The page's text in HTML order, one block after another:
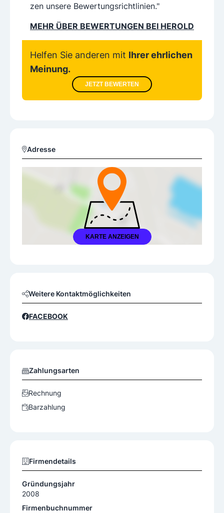
zen unsere Bewertungsrichtlinien."
MEHR ÜBER BEWERTUNGEN BEI HEROLD
Helfen Sie anderen mit Ihrer ehrlichen
Meinung.
JETZT BEWERTEN
Adresse
KARTE ANZEIGEN
Weitere Kontaktmöglichkeiten
FACEBOOK
Zahlungsarten
Rechnung
Barzahlung
Firmendetails
Gründungsjahr
2008
Firmenbuchnummer